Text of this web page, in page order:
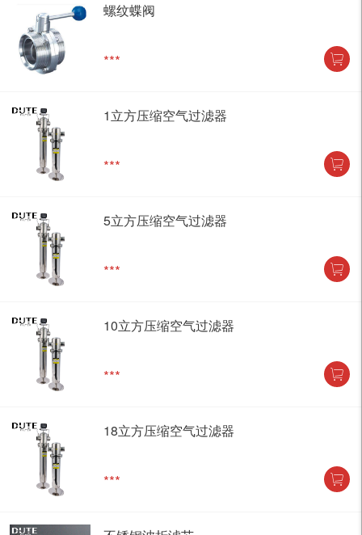
螺纹蝶阀
***
1立方压缩空气过滤器
***
5立方压缩空气过滤器
***
10立方压缩空气过滤器
***
18立方压缩空气过滤器
***